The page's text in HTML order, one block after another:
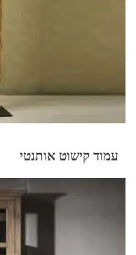
עמוד קישוט אותנטי